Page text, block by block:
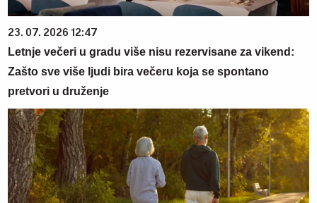
23. 07. 2026 12:47
Letnje večeri u gradu više nisu rezervisane za vikend:
Zašto sve više ljudi bira večeru koja se spontano
pretvori u druženje